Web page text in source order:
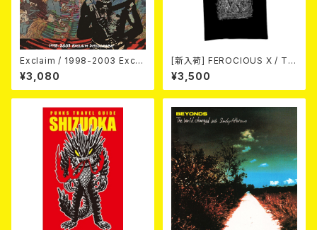
Exclaim / 1998-2003 Excla
im Discography
¥3,080
[新入荷] FEROCIOUS X / T S
HIRT
¥3,500